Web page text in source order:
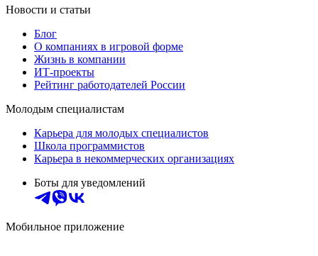
Новости и статьи
Блог
О компаниях в игровой форме
Жизнь в компании
ИТ-проекты
Рейтинг работодателей России
Молодым специалистам
Карьера для молодых специалистов
Школа программистов
Карьера в некоммерческих организациях
Боты для уведомлений
Мобильное приложение